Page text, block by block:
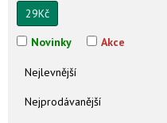
29Kč
Novinky Akce
Nejlevnější
Nejprodávanější